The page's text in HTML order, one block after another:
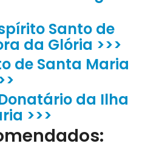
Santo de
da Glória >>>
de Santa Maria
da Ilha
>>>